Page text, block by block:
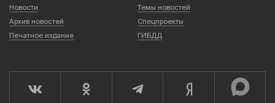
Новости
Темы новостей
Архив новостей
Спецпроекты
Печатное издание
ГИБДД